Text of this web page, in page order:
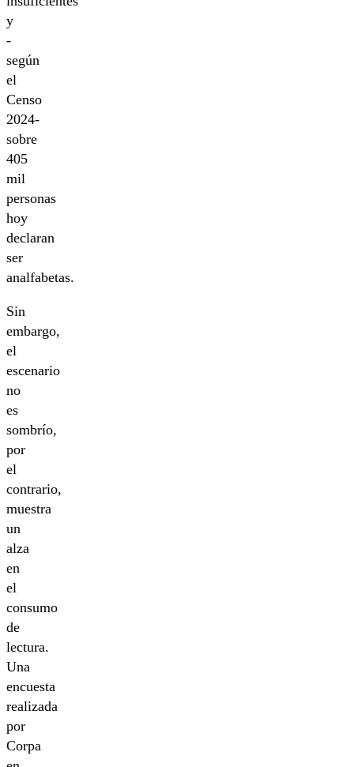
y
-
según
el
Censo
2024-
sobre
405
mil
personas
hoy
declaran
ser
analfabetas.
Sin
embargo,
el
escenario
no
es
sombrío,
por
el
contrario,
muestra
un
alza
en
el
consumo
de
lectura.
Una
encuesta
realizada
por
Corpa